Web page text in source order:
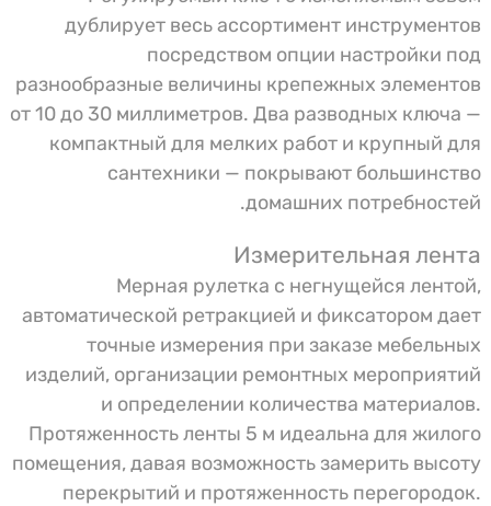
дублирует весь ассортимент инструментов
посредством опции настройки под
разнообразные величины крепежных элементов
от 10 до 30 миллиметров. Два разводных ключа —
компактный для мелких работ и крупный для
сантехники — покрывают большинство
домашних потребностей.
Измерительная лента
Мерная рулетка с негнущейся лентой,
автоматической ретракцией и фиксатором дает
точные измерения при заказе мебельных
изделий, организации ремонтных мероприятий
и определении количества материалов.
Протяженность ленты 5 м идеальна для жилого
помещения, давая возможность замерить высоту
перекрытий и протяженность перегородок.